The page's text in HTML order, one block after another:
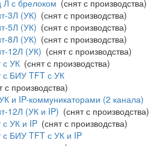
Л с брелоком (снят с производства)
3Л (УК) (снят с производства)
5Л (УК) (снят с производства)
8Л (УК) (снят с производства)
12Л (УК) (снят с производства)
с УК (снят с производства)
с БИУ TFT с УК
с производства)
и IP-коммуникаторами (2 канала)
12Л (УК и IP) (снят с производства)
с УК и IP (снят с производства)
с БИУ TFT с УК и IP